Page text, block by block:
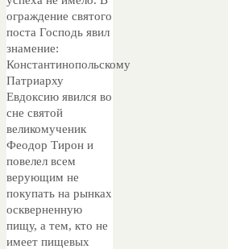
ограждение святого
поста Господь явил
знамение:
Константинопольскому
Патриарху
Евдоксию явился во
сне святой
великомученик
Феодор Тирон и
повелел всем
верующим не
покупать на рынках
оскверненную
пищу, а тем, кто не
имеет пищевых